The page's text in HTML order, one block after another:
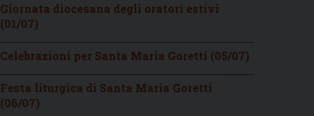
Giornata diocesana degli oratori estivi
(01/07)
Celebrazioni per Santa Maria Goretti (05/07)
Festa liturgica di Santa Maria Goretti
(06/07)